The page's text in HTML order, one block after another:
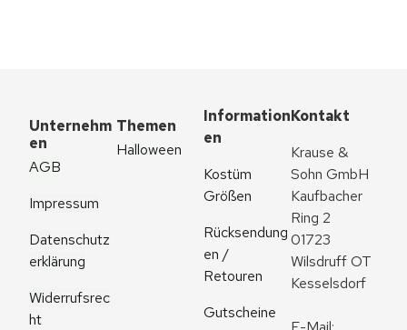
Unternehm
en
AGB
Impressum
Datenschutz
erklärung
Widerrufsrec
ht
Themen
Halloween
Information
en
Kostüm
Größen
Rücksendung
en /
Retouren
Gutscheine
Kontakt
Krause &
Sohn GmbH
Kaufbacher
Ring 2
01723
Wilsdruff OT
Kesselsdorf